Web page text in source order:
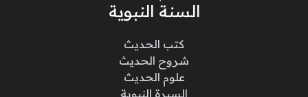
السنة النبوية
كتب الحديث
شروح الحديث
علوم الحديث
السيرة النبوية